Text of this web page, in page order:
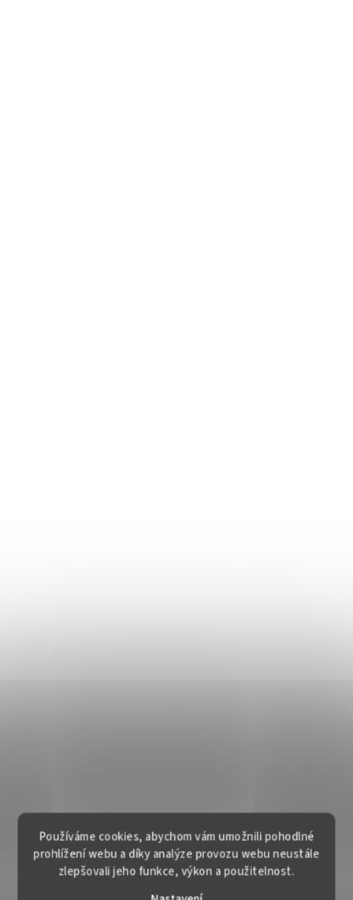
Používáme cookies, abychom vám umožnili pohodlné
prohlížení webu a díky analýze provozu webu neustále
zlepšovali jeho funkce, výkon a použitelnost.